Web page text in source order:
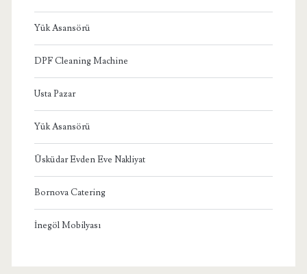
Yük Asansörü
DPF Cleaning Machine
Usta Pazar
Yük Asansörü
Üsküdar Evden Eve Nakliyat
Bornova Catering
İnegöl Mobilyası